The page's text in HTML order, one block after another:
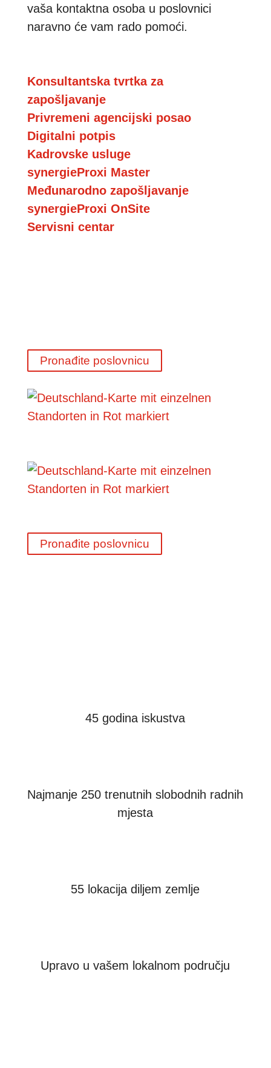
vaša kontaktna osoba u poslovnici
naravno će vam rado pomoći.
Konsultantska tvrtka za
zapošljavanje
Privremeni agencijski posao
Digitalni potpis
Kadrovske usluge
synergieProxi Master
Međunarodno zapošljavanje
synergieProxi OnSite
Servisni centar
Pronađite poslovnicu
Pronađite poslovnicu
45 godina iskustva
Najmanje 250 trenutnih slobodnih radnih
mjesta
55 lokacija diljem zemlje
Upravo u vašem lokalnom području